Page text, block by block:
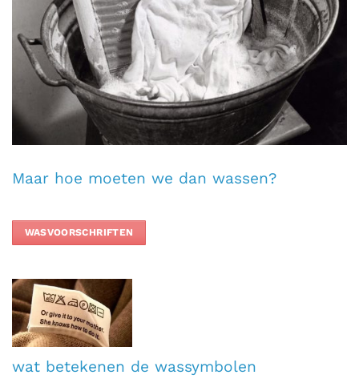
Maar hoe moeten we dan wassen?
WASVOORSCHRIFTEN
wat betekenen de wassymbolen